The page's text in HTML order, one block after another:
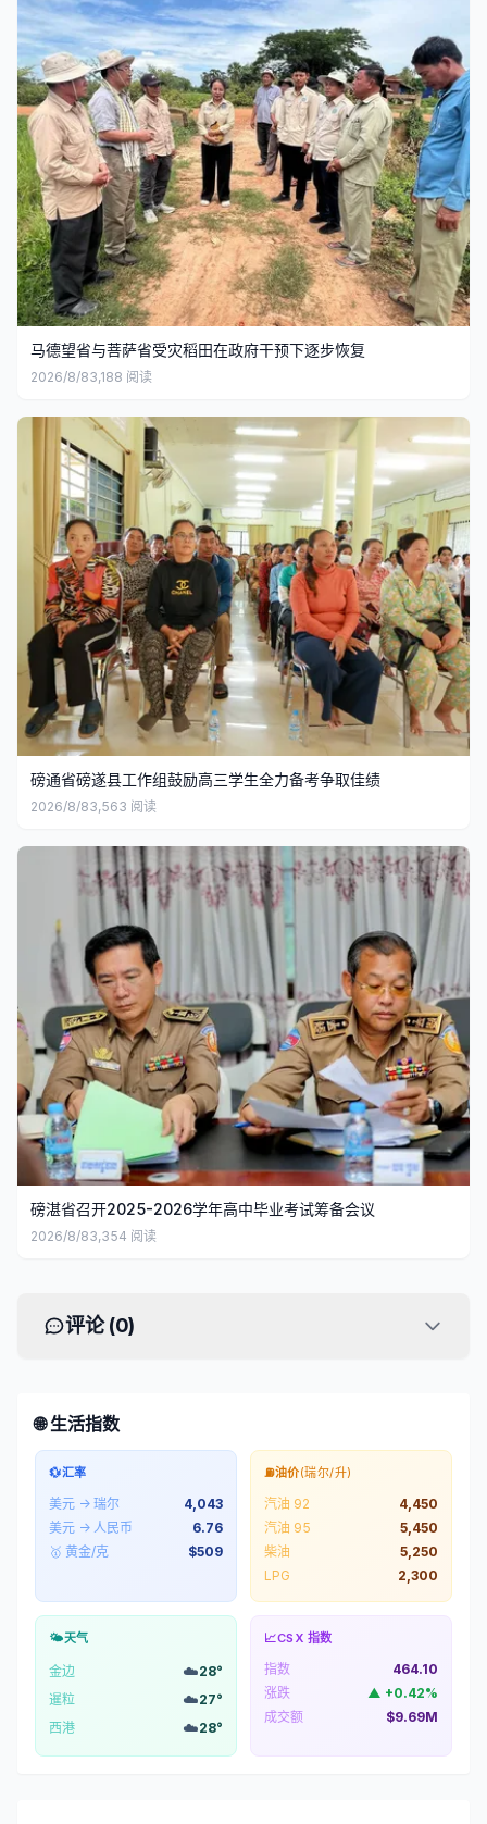
马德望省与菩萨省受灾稻田在政府干预下逐步恢复
2026/8/83,188 阅读
磅通省磅遂县工作组鼓励高三学生全力备考争取佳绩
2026/8/83,563 阅读
磅湛省召开2025-2026学年高中毕业考试筹备会议
2026/8/83,354 阅读
评论 (0)
🌐 生活指数
💱汇率
美元 → 瑞尔
4,043
美元 → 人民币
6.76
🥇 黄金/克
$509
⛽油价(瑞尔/升)
汽油 92
4,450
汽油 95
5,450
柴油
5,250
LPG
2,300
🌤️天气
金边 ☁️28°
暹粒
☁️27°
西港
☁️28°
📈CSX 指数
指数
464.10
涨跌
▲ +0.42%
成交额
$9.69M